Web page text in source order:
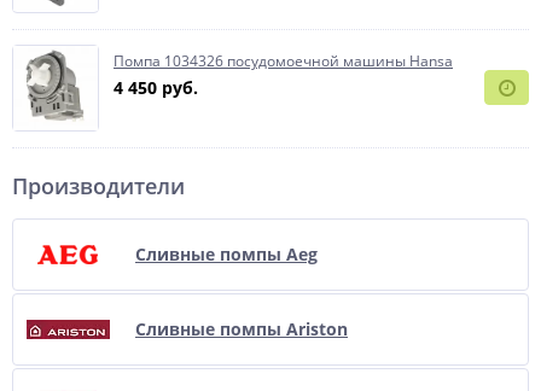
Помпа 1034326 посудомоечной машины Hansa
4 450 руб.
Производители
Сливные помпы Aeg
Сливные помпы Ariston